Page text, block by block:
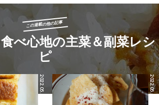
この連載の他の記事
べ心地の主菜＆副菜レシ
ピ
2022.05.03 2022.05.02